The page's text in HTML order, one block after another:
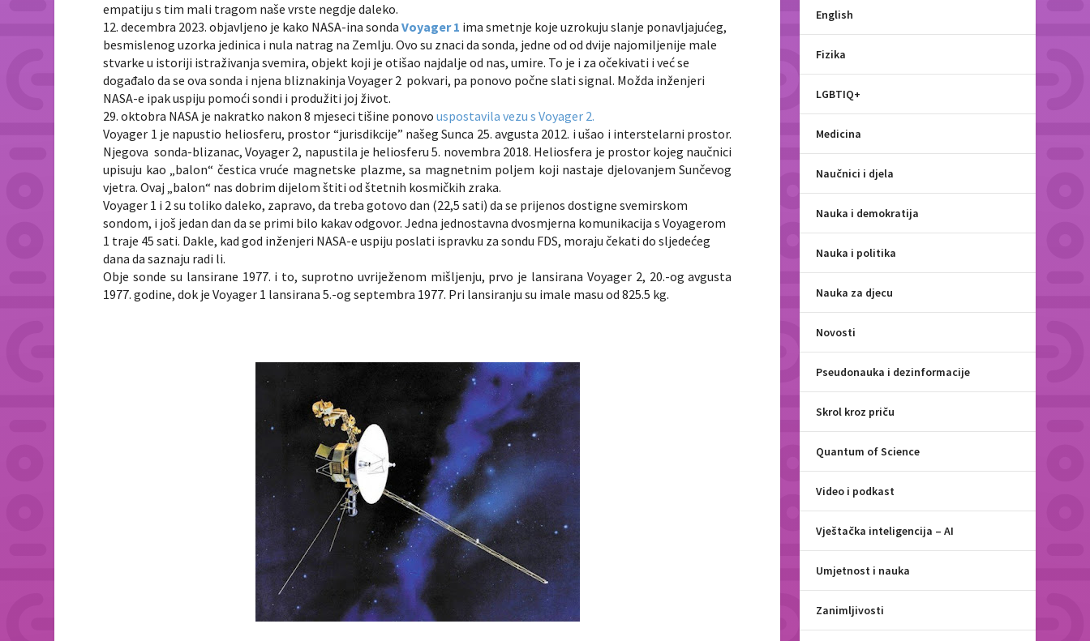
empatiju s tim mali tragom naše vrste negdje daleko.
12. decembra 2023. objavljeno je kako NASA-ina sondaVoyager 1 ima smetnje koje uzrokuju slanje ponavljajućeg,
besmislenog uzorka jedinica i nula natrag na Zemlju. Ovo su znaci da sonda, jedne od od dvije najomiljenije male
stvarke u istoriji istraživanja svemira, objekt koji je otišao najdalje od nas, umire. To je i za očekivati i već se
događalo da se ova sonda i njena bliznakinja Voyager 2 pokvari, pa ponovo počne slati signal. Možda inženjeri
NASA-e ipak uspiju pomoći sondi i produžiti joj život.
29. oktobra NASA je nakratko nakon 8 mjeseci tišine ponovouspostavila vezu s Voyager 2.
Voyager 1 je napustio heliosferu, prostor “jurisdikcije” našeg Sunca 25. avgusta 2012. i ušao i interstelarni prostor.
Njegova sonda-blizanac, Voyager 2, napustila je heliosferu 5. novembra 2018. Heliosfera je prostor kojeg naučnici
upisuju kao „balon“ čestica vruće magnetske plazme, sa magnetnim poljem koji nastaje djelovanjem Sunčevog
vjetra. Ovaj „balon“ nas dobrim dijelom štiti od štetnih kosmičkih zraka.
Voyager 1 i 2 su toliko daleko, zapravo, da treba gotovo dan (22,5 sati) da se prijenos dostigne svemirskom
sondom, i još jedan dan da se primi bilo kakav odgovor. Jedna jednostavna dvosmjerna komunikacija s Voyagerom
1 traje 45 sati. Dakle, kad god inženjeri NASA-e uspiju poslati ispravku za sondu FDS, moraju čekati do sljedećeg
dana da saznaju radi li.
Obje sonde su lansirane 1977. i to, suprotno uvriježenom mišljenju, prvo je lansirana Voyager 2, 20.-og avgusta
1977. godine, dok je Voyager 1 lansirana 5.-og septembra 1977. Pri lansiranju su imale masu od 825.5 kg.
English
Fizika
LGBTIQ+
Medicina
Naučnici i djela
Nauka i demokratija
Nauka i politika
Nauka za djecu
Novosti
Pseudonauka i dezinformacije
Skrol kroz priču
Quantum of Science
Video i podkast
Vještačka inteligencija – AI
Umjetnost i nauka
Zanimljivosti